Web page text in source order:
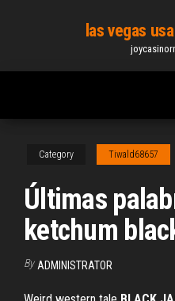
content
las vegas
Category Tiwald68657
Últimas
ketchum
By ADMINISTRATOR